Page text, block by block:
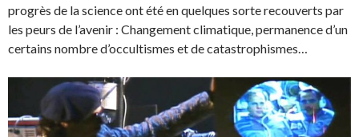
progrès de la science ont été en quelques sorte recouverts par
les peurs de l’avenir : Changement climatique, permanence d’un
certains nombre d’occultismes et de catastrophismes…